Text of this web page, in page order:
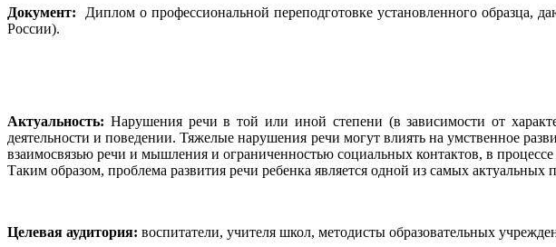
Документ: Диплом о профессиональной переподготовке установленного образца,
России).
Актуальность: Нарушения речи в той или иной степени (в зависимости от
деятельности и поведении. Тяжелые нарушения речи могут влиять на умственное
взаимосвязью речи и мышления и ограниченностью социальных контактов, в
Таким образом, проблема развития речи ребенка является одной из самых актуальных
Целевая аудитория: воспитатели, учителя школ, методисты образовательных